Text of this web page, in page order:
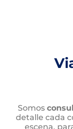
Somos
detalle cada
escena,